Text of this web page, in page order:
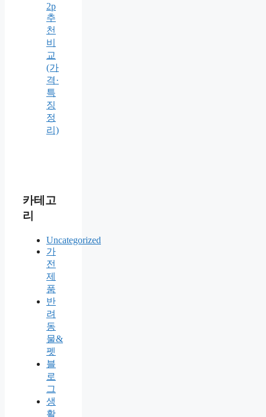
2p
추
천
비
교
(가
격·
특
징
정
리)
카테고
리
Uncategorized
가
전
제
품
반
려
동
물&
펫
블
로
그
생
활